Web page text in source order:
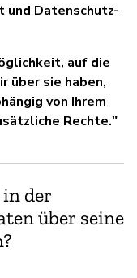
und Datenschutz-
auf die
über sie haben,
von Ihrem
Rechte."
der
über seine